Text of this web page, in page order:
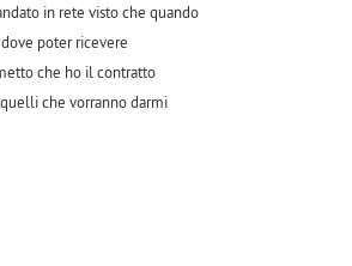
in rete visto che quando
poter ricevere
che ho il contratto
che vorranno darmi